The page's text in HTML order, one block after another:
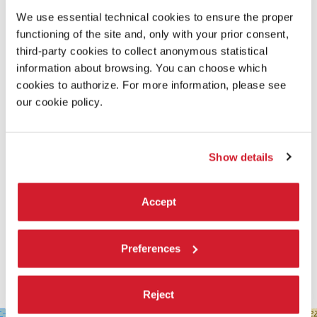
We use essential technical cookies to ensure the proper
functioning of the site and, only with your prior consent,
third-party cookies to collect anonymous statistical
information about browsing. You can choose which
cookies to authorize. For more information, please see
our cookie policy.
Show details
Accept
Preferences
Reject
SCOPRI DI PIÙ SUL FILM